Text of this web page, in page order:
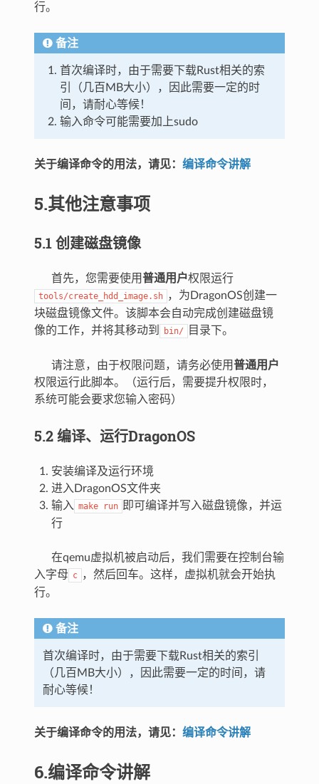
行。
备注
首次编译时，由于需要下载Rust相关的索
引（几百MB大小），因此需要一定的时
间，请耐心等候！
输入命令可能需要加上sudo
关于编译命令的用法，请见：编译命令讲解
5.其他注意事项
5.1 创建磁盘镜像
首先，您需要使用普通用户权限运行
tools/create_hdd_image.sh ，为DragonOS创建一
块磁盘镜像文件。该脚本会自动完成创建磁盘镜
像的工作，并将其移动到
bin/ 目录下。
请注意，由于权限问题，请务必使用普通用户
权限运行此脚本。（运行后，需要提升权限时，
系统可能会要求您输入密码）
5.2 编译、运行DragonOS
安装编译及运行环境
进入DragonOS文件夹
输入 make run
即可编译并写入磁盘镜像，并运
行
在qemu虚拟机被启动后，我们需要在控制台输
入字母 c ，然后回车。这样，虚拟机就会开始执
行。
备注
首次编译时，由于需要下载Rust相关的索引
（几百MB大小），因此需要一定的时间，请
耐心等候！
关于编译命令的用法，请见：编译命令讲解
6.编译命令讲解